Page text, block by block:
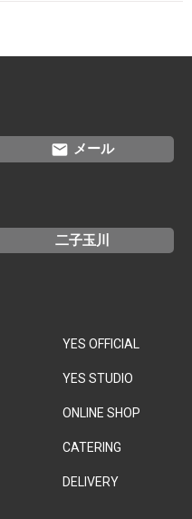
YES OFFICIAL
YES STUDIO
ONLINE SHOP
CATERING
DELIVERY
email メール
二子玉川